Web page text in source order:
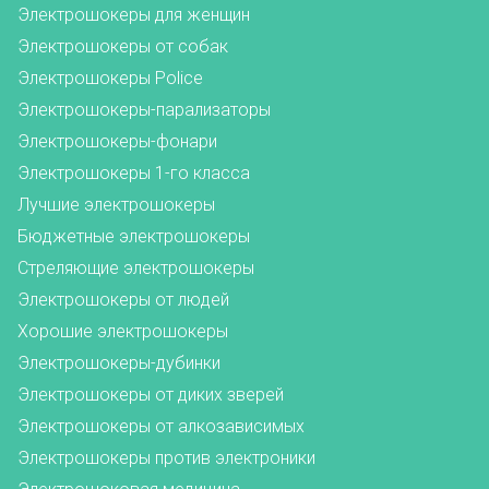
Электрошокеры для женщин
Электрошокеры от собак
Электрошокеры Police
Электрошокеры-парализаторы
Электрошокеры-фонари
Электрошокеры 1-го класса
Лучшие электрошокеры
Бюджетные электрошокеры
Стреляющие электрошокеры
Электрошокеры от людей
Хорошие электрошокеры
Электрошокеры-дубинки
Электрошокеры от диких зверей
Электрошокеры от алкозависимых
Электрошокеры против электроники